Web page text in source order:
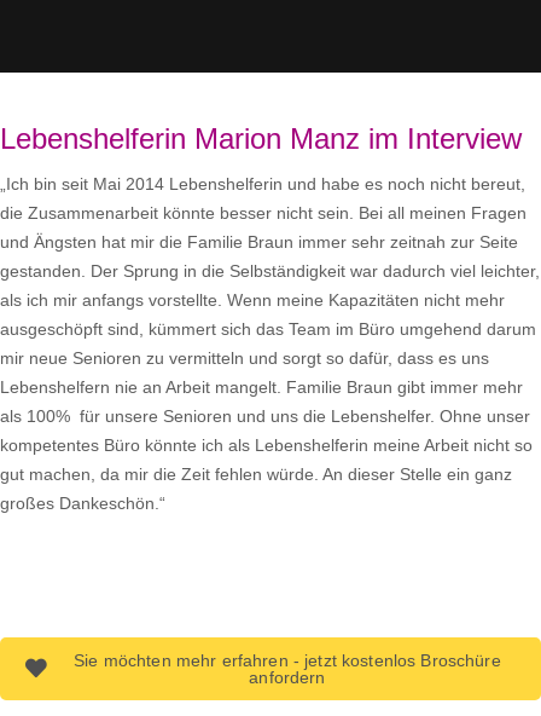
Lebenshelferin Marion Manz im Interview
„Ich bin seit Mai 2014 Lebenshelferin und habe es noch nicht bereut,
die Zusammenarbeit könnte besser nicht sein. Bei all meinen Fragen
und Ängsten hat mir die Familie Braun immer sehr zeitnah zur Seite
gestanden. Der Sprung in die Selbständigkeit war dadurch viel leichter,
als ich mir anfangs vorstellte. Wenn meine Kapazitäten nicht mehr
ausgeschöpft sind, kümmert sich das Team im Büro umgehend darum
mir neue Senioren zu vermitteln und sorgt so dafür, dass es uns
Lebenshelfern nie an Arbeit mangelt. Familie Braun gibt immer mehr
als 100% für unsere Senioren und uns die Lebenshelfer. Ohne unser
kompetentes Büro könnte ich als Lebenshelferin meine Arbeit nicht so
gut machen, da mir die Zeit fehlen würde. An dieser Stelle ein ganz
großes Dankeschön.“
Sie möchten mehr erfahren - jetzt kostenlos Broschüre
anfordern